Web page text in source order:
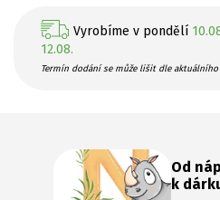
Vyrobíme v pondělí
12.08.
Termín dodání se může lišit dle
Od
k